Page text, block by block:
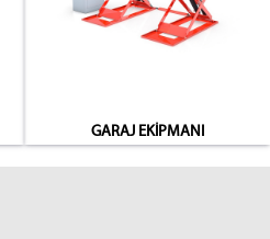
GARAJ EKİPMANI